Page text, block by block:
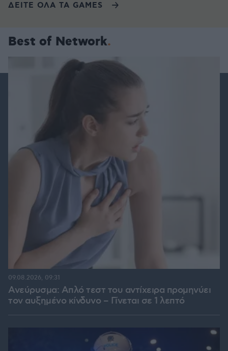
ΔΕΙΤΕ ΟΛΑ ΤΑ GAMES
Best of Network
Ανεύρυσμα: Απλό τεστ του αντίχειρα προμηνύει
τον αυξημένο κίνδυνο – Γίνεται σε 1 λεπτό
09.08.2026, 09:31